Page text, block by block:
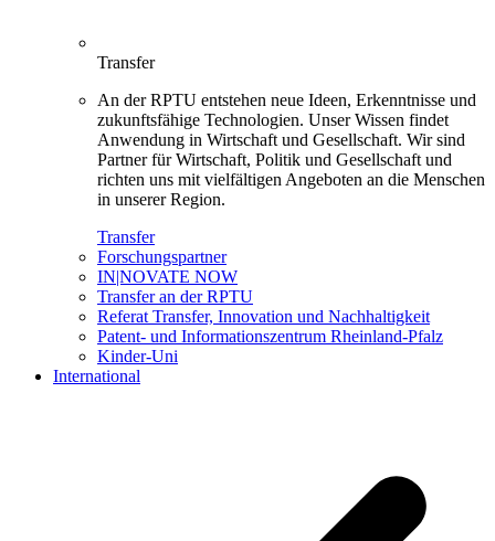
Transfer
An der RPTU entstehen neue Ideen, Erkenntnisse und
zukunftsfähige Technologien. Unser Wissen findet
Anwendung in Wirtschaft und Gesellschaft. Wir sind
Partner für Wirtschaft, Politik und Gesellschaft und
richten uns mit vielfältigen Angeboten an die Menschen
in unserer Region.
Transfer
Forschungspartner
IN|NOVATE NOW
Transfer an der RPTU
Referat Transfer, Innovation und Nachhaltigkeit
Patent- und Informationszentrum Rheinland-Pfalz
Kinder-Uni
International